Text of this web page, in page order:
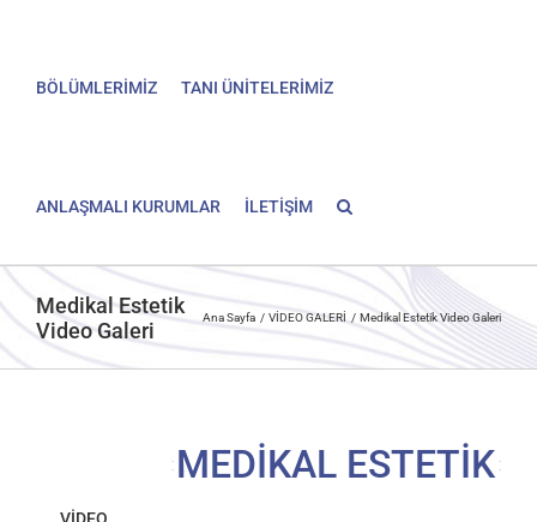
BÖLÜMLERİMİZ TANI ÜNİTELERİMİZ
ANLAŞMALI KURUMLAR İLETİŞİM
Medikal Estetik
Video Galeri
Ana Sayfa VİDEO GALERİ Medikal Estetik Video Galeri
MEDİKAL ESTETİK